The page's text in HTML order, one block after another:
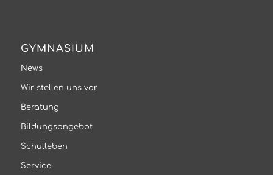
GYMNASIUM
News
Wir stellen uns vor
Beratung
Bildungsangebot
Schulleben
Service